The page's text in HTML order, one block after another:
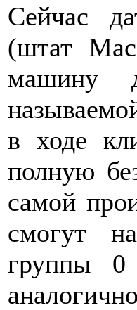
Сейчас
(штат
машину
в ходе
полную
самой
смогут
группы 0